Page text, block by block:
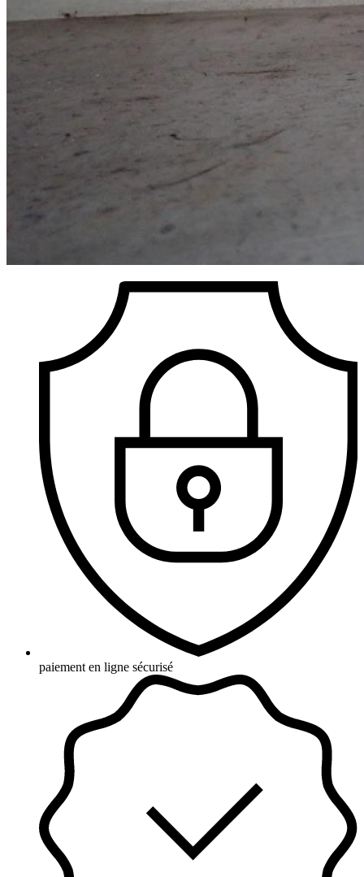
paiement en ligne sécurisé